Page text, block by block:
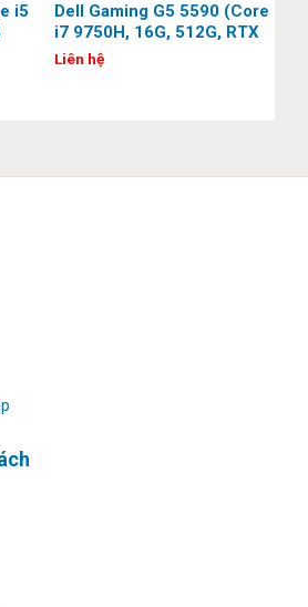
i5
Dell Gaming G5 5590 (Core
i7 9750H, 16G, 512G, RTX
2060, 15.6 inch, FHD,
144Hz)
Liên hệ